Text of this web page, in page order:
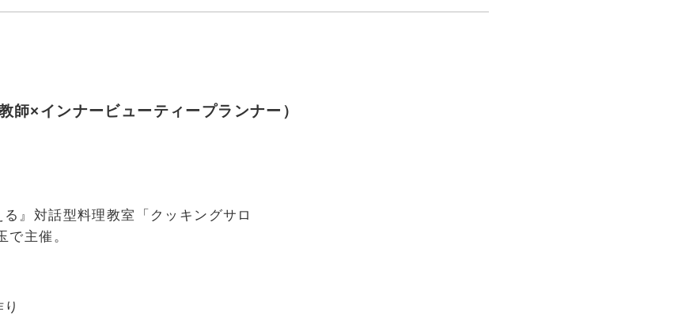
師×インナービューティープランナー）
る』対話型料理教室「クッキングサロ
主催。